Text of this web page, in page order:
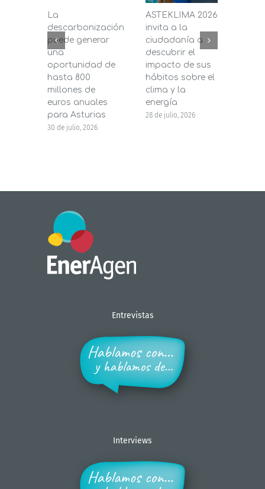
La
descarbonización
puede generar
una
oportunidad de
hasta 800
millones de
euros anuales
para Asturias
30 de julio, 2026
ASTEKLIMA 2026
invita a la
ciudadanía a
descubrir el
impacto de sus
hábitos sobre el
clima y la
energía
28 de julio, 2026
Entrevistas
Interviews